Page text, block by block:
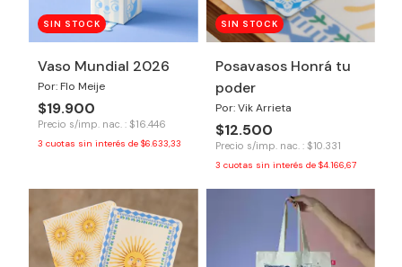
SIN STOCK
Vaso Mundial 2026
Por: Flo Meije
$19.900
Precio s/imp. nac. : $16.446
3 cuotas sin interés de $6.633,33
SIN STOCK
Posavasos Honrá tu
poder
Por: Vik Arrieta
$12.500
Precio s/imp. nac. : $10.331
3 cuotas sin interés de $4.166,67